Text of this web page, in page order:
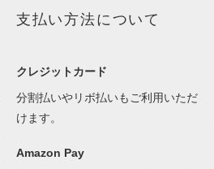
支払い方法について
クレジットカード
分割払いやリボ払いもご利用いただ
けます。
Amazon Pay